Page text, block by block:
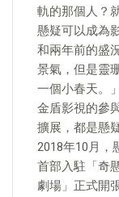
軌的那個人？
懸疑可以成為
和兩年前的盛
景氣，但是靈
一個小春天。」
金盾影視的參
擴展，都是懸
2018年10月，
首部入駐「奇
劇場」正式開